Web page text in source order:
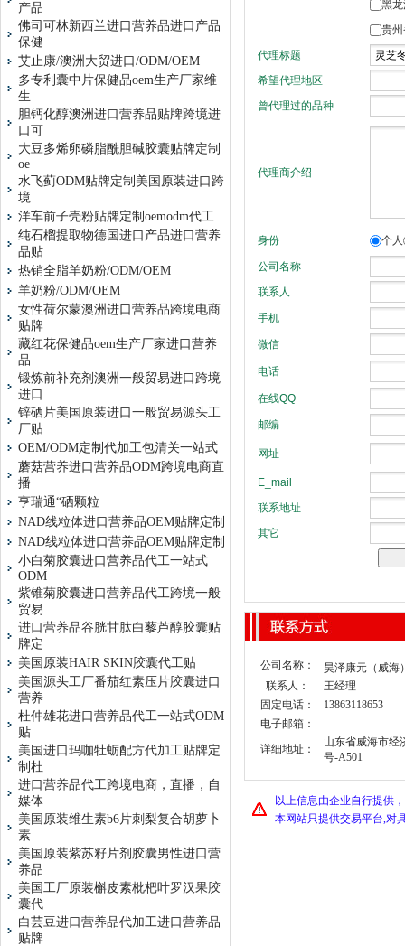
产品
佛司可林新西兰进口营养品进口产品
保健
艾止康/澳洲大贸进口/ODM/OEM
多专利囊中片保健品oem生产厂家维
生
胆钙化醇澳洲进口营养品贴牌跨境进
口可
大豆多烯卵磷脂酰胆碱胶囊贴牌定制
oe
水飞蓟ODM贴牌定制美国原装进口跨
境
洋车前子壳粉贴牌定制oemodm代工
纯石榴提取物德国进口产品进口营养
品贴
热销全脂羊奶粉/ODM/OEM
羊奶粉/ODM/OEM
女性荷尔蒙澳洲进口营养品跨境电商
贴牌
藏红花保健品oem生产厂家进口营养
品
锻炼前补充剂澳洲一般贸易进口跨境
进口
锌硒片美国原装进口一般贸易源头工
厂贴
OEM/ODM定制代加工包清关一站式
蘑菇营养进口营养品ODM跨境电商直
播
亨瑞通“硒颗粒
NAD线粒体进口营养品OEM贴牌定制
NAD线粒体进口营养品OEM贴牌定制
小白菊胶囊进口营养品代工一站式
ODM
紫锥菊胶囊进口营养品代工跨境一般
贸易
进口营养品谷胱甘肽白藜芦醇胶囊贴
牌定
美国原装HAIR SKIN胶囊代工贴
美国源头工厂番茄红素压片胶囊进口
营养
杜仲雄花进口营养品代工一站式ODM
贴
美国进口玛咖牡蛎配方代加工贴牌定
制杜
进口营养品代工跨境电商，直播，自
媒体
美国原装维生素b6片刺梨复合胡萝卜
素
美国原装紫苏籽片剂胶囊男性进口营
养品
美国工厂原装槲皮素枇杷叶罗汉果胶
囊代
白芸豆进口营养品代加工进口营养品
贴牌
公司名称：
昊泽康元（威海
联系人：
王经理
固定电话：
13863118653
电子邮箱：
详细地址：
山东省威海市经
号-A501
以上信息由企业自行提供
本网站只提供交易平台,对